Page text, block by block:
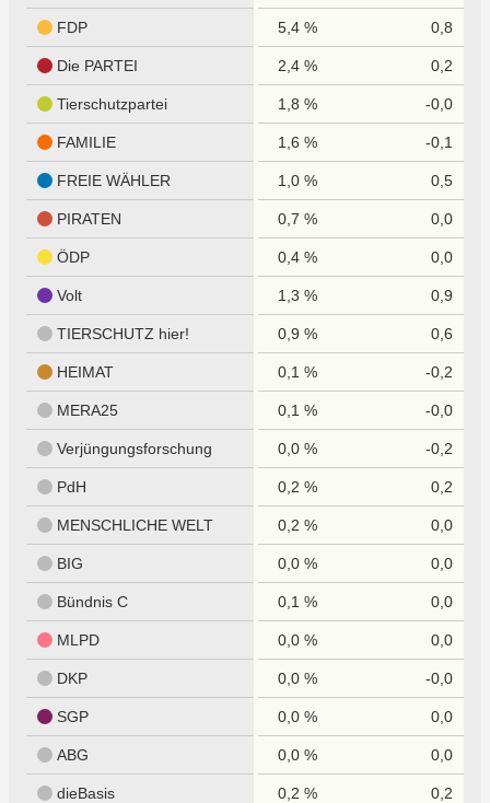
FDP 5,4 % 0,8
Die PARTEI 2,4 % 0,2
Tierschutzpartei 1,8 % -0,0
FAMILIE 1,6 % -0,1
FREIE WÄHLER 1,0 % 0,5
PIRATEN 0,7 % 0,0
ÖDP 0,4 % 0,0
Volt 1,3 % 0,9
TIERSCHUTZ hier! 0,9 % 0,6
HEIMAT 0,1 % -0,2
MERA25 0,1 % -0,0
Verjüngungsforschung 0,0 % -0,2
PdH 0,2 % 0,2
MENSCHLICHE WELT 0,2 % 0,0
BIG 0,0 % 0,0
Bündnis C 0,1 % 0,0
MLPD 0,0 % 0,0
DKP 0,0 % -0,0
SGP 0,0 % 0,0
ABG 0,0 % 0,0
dieBasis 0,2 % 0,2